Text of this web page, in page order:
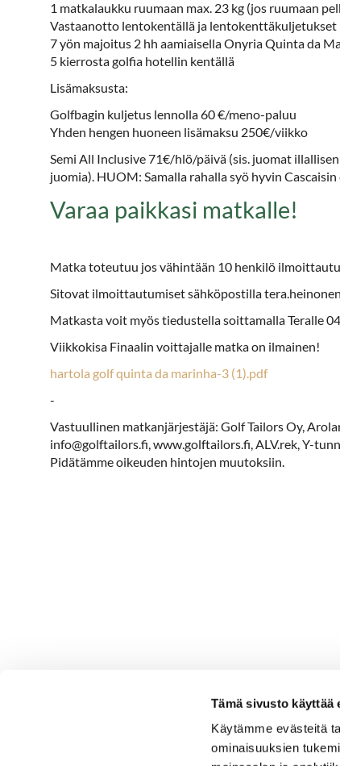
Tämä sivusto käyttää
Käytämme evästeitä
ominaisuuksien
1 matkalaukku ruumaan max. 23 kg (jos ruumaan
Vastaanotto lentokentällä ja lentokenttäkuljetukset
7 yön majoitus 2 hh aamiaisella Onyria Quinta da
5 kierrosta golfia hotellin kentällä
Lisämaksusta:
Golfbagin kuljetus lennolla 60 €/meno-paluu
Yhden hengen huoneen lisämaksu 250€/viikko
Semi All Inclusive 71€/hlö/päivä (sis. juomat
juomia). HUOM: Samalla rahalla syö hyvin
Varaa paikkasi matkalle!
Matka toteutuu jos vähintään 10 henkilö
Sitovat ilmoittautumiset sähköpostilla
Matkasta voit myös tiedustella soittamalla Teralle
Viikkokisa Finaalin voittajalle matka on ilmainen!
hartola golf quinta da marinha-3 (1).pdf
-
Vastuullinen matkanjärjestäjä: Golf Tailors Oy,
info@golftailors.fi, www.golftailors.fi, ALV.rek, Y-
Pidätämme oikeuden hintojen muutoksiin.